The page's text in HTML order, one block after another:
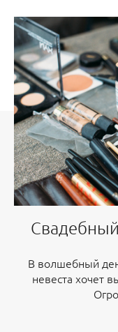
В волшебный
невеста хочет